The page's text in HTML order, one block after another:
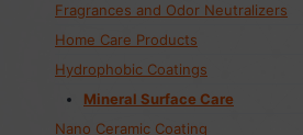
Fragrances and Odor Neutralizers
Home Care Products
Hydrophobic Coatings
Mineral Surface Care
Nano Ceramic Coating